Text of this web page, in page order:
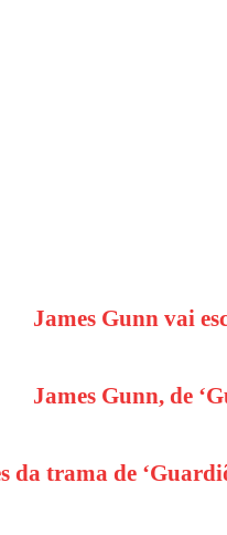
James Gunn vai
James Gunn, de
trama de